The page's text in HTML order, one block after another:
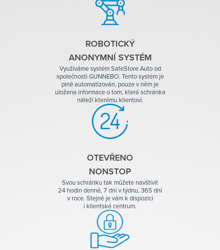
ROBOTICKÝ
ANONYMNÍ SYSTÉM
Využíváme systém SafeStore Auto od
společnosti GUNNEBO. Tento systém je
plně automatizován, pouze v něm je
uložena informace o tom, která schránka
náleží kterému klientovi.
OTEVŘENO
NONSTOP
Svou schránku tak můžete navštívit
24 hodin denně, 7 dní v týdnu, 365 dní
v roce. Stejně je vám k dispozici
i klientské centrum.